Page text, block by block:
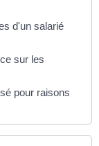
d'un salarié
sur les
pour raisons